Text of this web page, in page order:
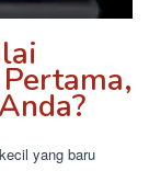
yang baru